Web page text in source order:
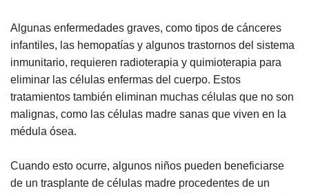
Algunas enfermedades graves, como tipos de cánceres
infantiles, las hemopatías y algunos trastornos del sistema
inmunitario, requieren radioterapia y quimioterapia para
eliminar las células enfermas del cuerpo. Estos
tratamientos también eliminan muchas células que no son
malignas, como las células madre sanas que viven en la
médula ósea.
Cuando esto ocurre, algunos niños pueden beneficiarse
de un trasplante de células madre procedentes de un